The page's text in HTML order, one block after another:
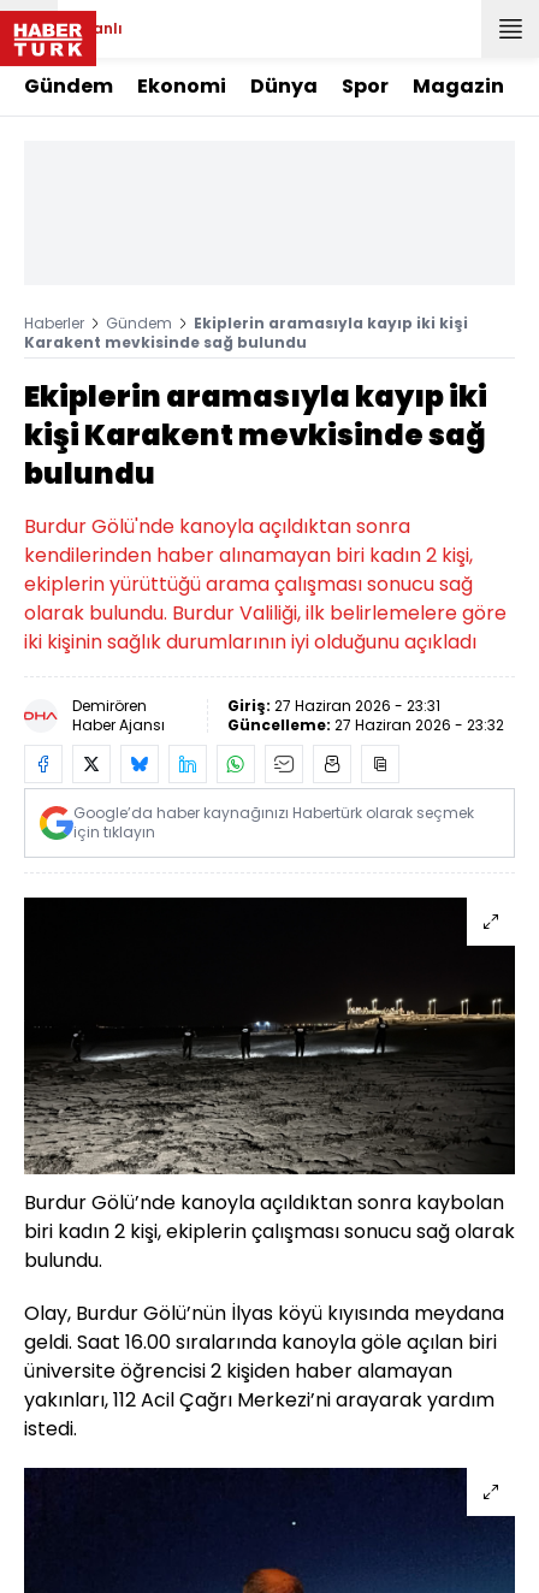
Canlı
Gündem Ekonomi Dünya Spor Magazin
Haberler Gündem
Ekiplerin aramasıyla kayıp iki kişi
Karakent mevkisinde sağ bulundu
Ekiplerin aramasıyla kayıp iki
kişi Karakent mevkisinde sağ
bulundu
Burdur Gölü'nde kanoyla açıldıktan sonra
kendilerinden haber alınamayan biri kadın 2 kişi,
ekiplerin yürüttüğü arama çalışması sonucu sağ
olarak bulundu. Burdur Valiliği, ilk belirlemelere göre
iki kişinin sağlık durumlarının iyi olduğunu açıkladı
Demirören
Haber Ajansı
Giriş: 27 Haziran 2026 - 23:31
Güncelleme: 27 Haziran 2026 - 23:32
Google’da haber kaynağınızı Habertürk olarak seçmek
için tıklayın
Burdur Gölü’nde kanoyla açıldıktan sonra kaybolan
biri kadın 2 kişi, ekiplerin çalışması sonucu sağ olarak
bulundu.
Olay, Burdur Gölü’nün İlyas köyü kıyısında meydana
geldi. Saat 16.00 sıralarında kanoyla göle açılan biri
üniversite öğrencisi 2 kişiden haber alamayan
yakınları, 112 Acil Çağrı Merkezi’ni arayarak yardım
istedi.